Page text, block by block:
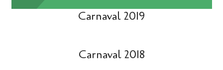
Carnaval 2019
Carnaval 2018